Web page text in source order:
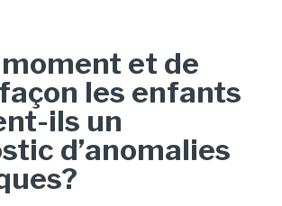
et de
les enfants
ils un
d’anomalies